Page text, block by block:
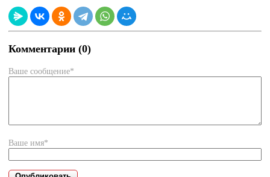
Комментарии (0)
Ваше сообщение*
Ваше имя*